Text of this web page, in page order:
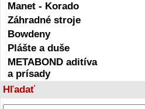
Manet - Korado
Záhradné stroje
Bowdeny
Plášte a duše
METABOND aditíva
a prísady
Hľadať